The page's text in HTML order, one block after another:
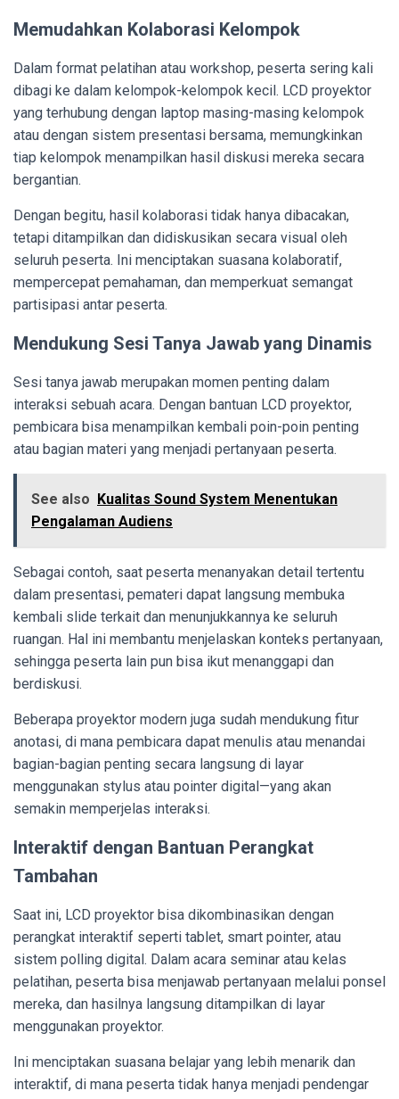
Memudahkan Kolaborasi Kelompok
Dalam format pelatihan atau workshop, peserta sering kali
dibagi ke dalam kelompok-kelompok kecil. LCD proyektor
yang terhubung dengan laptop masing-masing kelompok
atau dengan sistem presentasi bersama, memungkinkan
tiap kelompok menampilkan hasil diskusi mereka secara
bergantian.
Dengan begitu, hasil kolaborasi tidak hanya dibacakan,
tetapi ditampilkan dan didiskusikan secara visual oleh
seluruh peserta. Ini menciptakan suasana kolaboratif,
mempercepat pemahaman, dan memperkuat semangat
partisipasi antar peserta.
Mendukung Sesi Tanya Jawab yang Dinamis
Sesi tanya jawab merupakan momen penting dalam
interaksi sebuah acara. Dengan bantuan LCD proyektor,
pembicara bisa menampilkan kembali poin-poin penting
atau bagian materi yang menjadi pertanyaan peserta.
See also Kualitas Sound System Menentukan
Pengalaman Audiens
Sebagai contoh, saat peserta menanyakan detail tertentu
dalam presentasi, pemateri dapat langsung membuka
kembali slide terkait dan menunjukkannya ke seluruh
ruangan. Hal ini membantu menjelaskan konteks pertanyaan,
sehingga peserta lain pun bisa ikut menanggapi dan
berdiskusi.
Beberapa proyektor modern juga sudah mendukung fitur
anotasi, di mana pembicara dapat menulis atau menandai
bagian-bagian penting secara langsung di layar
menggunakan stylus atau pointer digital—yang akan
semakin memperjelas interaksi.
Interaktif dengan Bantuan Perangkat
Tambahan
Saat ini, LCD proyektor bisa dikombinasikan dengan
perangkat interaktif seperti tablet, smart pointer, atau
sistem polling digital. Dalam acara seminar atau kelas
pelatihan, peserta bisa menjawab pertanyaan melalui ponsel
mereka, dan hasilnya langsung ditampilkan di layar
menggunakan proyektor.
Ini menciptakan suasana belajar yang lebih menarik dan
interaktif, di mana peserta tidak hanya menjadi pendengar